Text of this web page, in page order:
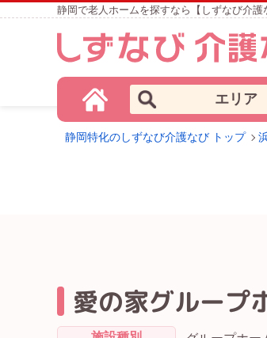
静岡で老人ホームを探すなら【しずなび介護
エリア
静岡特化のしずなび介護なび トップ
愛の家グループ